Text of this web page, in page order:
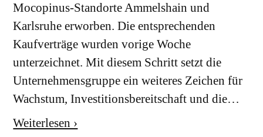
Mocopinus-Standorte Ammelshain und
Karlsruhe erworben. Die entsprechenden
Kaufverträge wurden vorige Woche
unterzeichnet. Mit diesem Schritt setzt die
Unternehmensgruppe ein weiteres Zeichen für
Wachstum, Investitionsbereitschaft und die…
Weiterlesen ›